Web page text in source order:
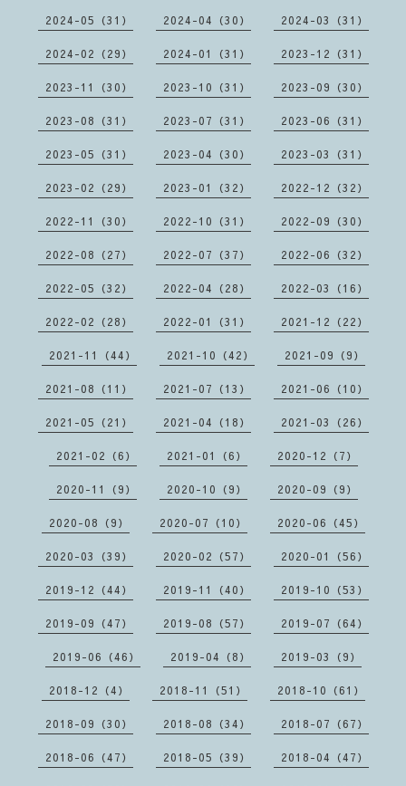
2024-05（31） 2024-04（30） 2024-03（31）
2024-02（29） 2024-01（31） 2023-12（31）
2023-11（30） 2023-10（31） 2023-09（30）
2023-08（31） 2023-07（31） 2023-06（31）
2023-05（31） 2023-04（30） 2023-03（31）
2023-02（29） 2023-01（32） 2022-12（32）
2022-11（30） 2022-10（31） 2022-09（30）
2022-08（27） 2022-07（37） 2022-06（32）
2022-05（32） 2022-04（28） 2022-03（16）
2022-02（28） 2022-01（31） 2021-12（22）
2021-11（44） 2021-10（42） 2021-09（9）
2021-08（11） 2021-07（13） 2021-06（10）
2021-05（21） 2021-04（18） 2021-03（26）
2021-02（6） 2021-01（6） 2020-12（7）
2020-11（9） 2020-10（9） 2020-09（9）
2020-08（9） 2020-07（10） 2020-06（45）
2020-03（39） 2020-02（57） 2020-01（56）
2019-12（44） 2019-11（40） 2019-10（53）
2019-09（47） 2019-08（57） 2019-07（64）
2019-06（46） 2019-04（8） 2019-03（9）
2018-12（4） 2018-11（51） 2018-10（61）
2018-09（30） 2018-08（34） 2018-07（67）
2018-06（47） 2018-05（39） 2018-04（47）